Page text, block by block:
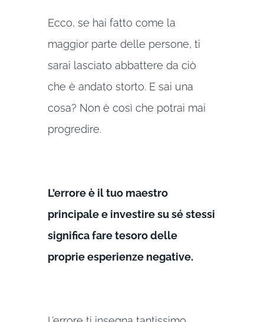
Ecco, se hai fatto come la
maggior parte delle persone, ti
sarai lasciato abbattere da ciò
che è andato storto. E sai una
cosa? Non è così che potrai mai
progredire.
L’errore è il tuo maestro
principale e investire su sé stessi
significa fare tesoro delle
proprie esperienze negative.